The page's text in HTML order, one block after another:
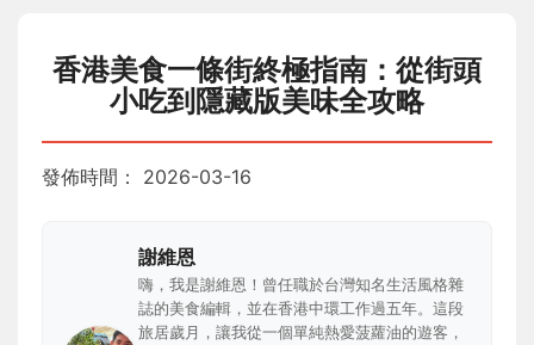
香港美食一條街終極指南：從街頭
小吃到隱藏版美味全攻略
發佈時間： 2026-03-16
謝維恩
嗨，我是謝維恩！曾任職於台灣知名生活風格雜
誌的美食編輯，並在香港中環工作過五年。這段
旅居歲月，讓我從一個單純熱愛菠蘿油的遊客，